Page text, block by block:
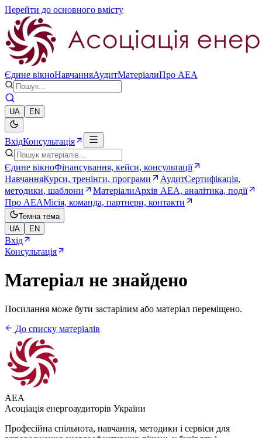
Перейти до основного вмісту
Єдине вікноНавчанняАудитМатеріалиПро AEA
UA EN
ВхідКонсультація
Єдине вікноФінансування, кейси, консультації
НавчанняКурси, тренінги, програми АудитСертифікація,
методики, шаблони
МатеріалиАрхів AEA, аналітика, події
Про AEAМісія, команда, партнери, контакти
Темна тема
UA
EN
Вхід
Консультація
Матеріал не знайдено
Посилання може бути застарілим або матеріал переміщено.
До списку матеріалів
AEA
Асоціація енергоаудиторів України
Професійна спільнота, навчання, методики і сервіси для